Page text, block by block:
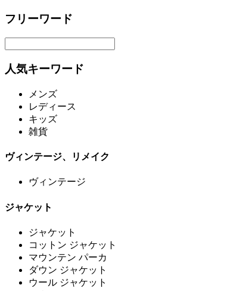
フリーワード
人気キーワード
メンズ
レディース
キッズ
雑貨
ヴィンテージ、リメイク
ヴィンテージ
ジャケット
ジャケット
コットン ジャケット
マウンテン パーカ
ダウン ジャケット
ウール ジャケット